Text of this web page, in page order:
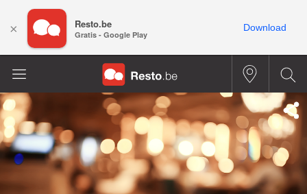
× Resto.be
Gratis - Google Play
Download